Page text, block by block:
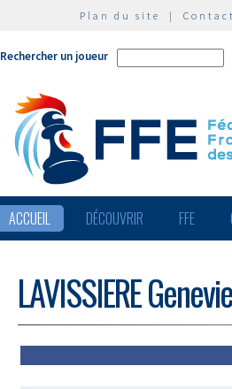
Plan du site | Contact
Rechercher un joueur
ACCUEIL DÉCOUVRIR FFE
LAVISSIERE